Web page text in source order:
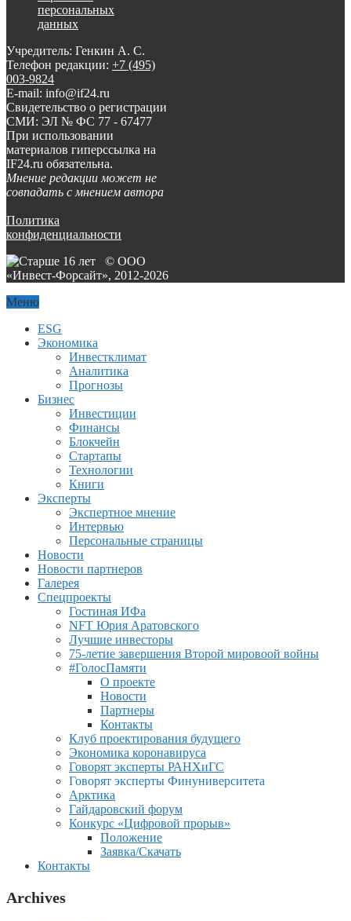
персональных
данных
Учредитель: Генкин А. С.
Телефон редакции: +7 (495)
003-9824
E-mail: info@if24.ru
Свидетельство о регистрации
СМИ: ЭЛ № ФС 77 - 67477
При использовании
материалов гиперссылка на
IF24.ru обязательна.
Мнение редакции может не
совпадать с мнением автора
Политика
конфиденциальности
© ООО
«Инвест-Форсайт», 2012-2026
Меню
ESG
Экономика
Инвестклимат
Аналитика
Прогнозы
Бизнес
Инвестиции
Финансы
Блокчейн
Стартапы
Технологии
Книги
Эксперты
Экспертное мнение
Интервью
Персональные страницы
Новости
Новости партнеров
Галерея
Спецпроекты
Гостиная ИФа
NFT Юрия Аратовского
Лучшие инвесторы
75-летие завершения Второй мировоой войны
#ГолосПамяти
О проекте
Новости
Партнеры
Контакты
Клуб проектирования будущего
Экономика коронавируса
Говорят эксперты РАНХиГС
Говорят эксперты Финуниверситета
Арктика
Гайдаровский форум
Конкурс «Цифровой прорыв»
Положение
Заявка/Скачать
Контакты
Archives